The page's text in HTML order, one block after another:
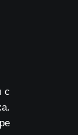
с